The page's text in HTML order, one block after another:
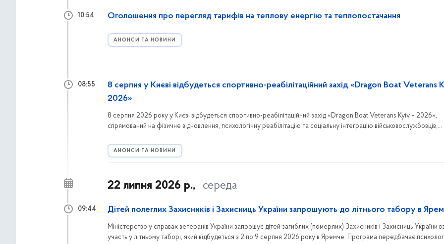
Оголошення про перегляд тарифів на теплову енергію та теплопостачання
АНОНСИ ТА НОВИНИ
10:54
8 серпня у Києві відбудеться спортивно-реабілітаційний захід «Dragon Boat Veterans
2026»
8 серпня 2026 року у Києві відбудеться спортивно-реабілітаційний захід «Dragon Boat Veterans Kyiv – 2026»,
спрямований на фізичне відновлення, психологічну реабілітацію та соціальну інтеграцію військовослужбовців,
АНОНСИ ТА НОВИНИ
08:55
22 липня 2026 р., середа
Дітей полеглих Захисників і Захисниць України запрошують до літнього табору в
Міністерство у справах ветеранів України запрошує дітей загиблих (померлих) Захисників і Захисниць України
участь у літньому таборі, який відбудеться з 2 по 9 серпня 2026 року в Яремче. Програма передбачає
09:44